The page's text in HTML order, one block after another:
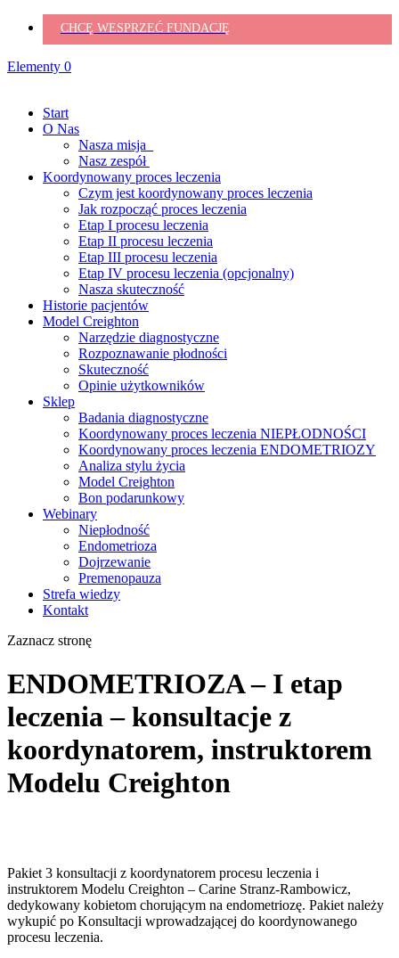
CHCĘ WESPRZEĆ FUNDACJĘ
Elementy 0
Start
O Nas
Nasza misja
Nasz zespół
Koordynowany proces leczenia
Czym jest koordynowany proces leczenia
Jak rozpocząć proces leczenia
Etap I procesu leczenia
Etap II procesu leczenia
Etap III procesu leczenia
Etap IV procesu leczenia (opcjonalny)
Nasza skuteczność
Historie pacjentów
Model Creighton
Narzędzie diagnostyczne
Rozpoznawanie płodności
Skuteczność
Opinie użytkowników
Sklep
Badania diagnostyczne
Koordynowany proces leczenia NIEPŁODNOŚCI
Koordynowany proces leczenia ENDOMETRIOZY
Analiza stylu życia
Model Creighton
Bon podarunkowy
Webinary
Niepłodność
Endometrioza
Dojrzewanie
Premenopauza
Strefa wiedzy
Kontakt
Zaznacz stronę
ENDOMETRIOZA – I etap
leczenia – konsultacje z
koordynatorem, instruktorem
Modelu Creighton
Pakiet 3 konsultacji z koordynatorem procesu leczenia i
instruktorem Modelu Creighton – Carine Stranz-Rambowicz,
dedykowany kobietom chorującym na endometriozę. Pakiet należy
wykupić po Konsultacji wprowadzającej do koordynowanego
procesu leczenia.